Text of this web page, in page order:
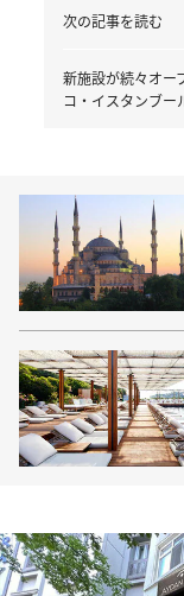
次の記事を読む
新施設が続々オー
コ・イスタンブー